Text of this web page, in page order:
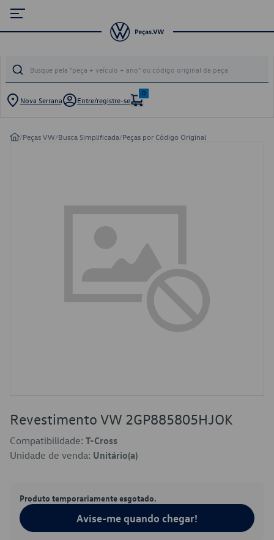
Nova Serrana Entre/registre-se
0
/Peças VW/Busca Simplificada/Peças por Código Original
Revestimento VW 2GP885805HJOK
Compatibilidade: T-Cross
Unidade de venda: Unitário(a)
Produto temporariamente esgotado.
Avise-me quando chegar!